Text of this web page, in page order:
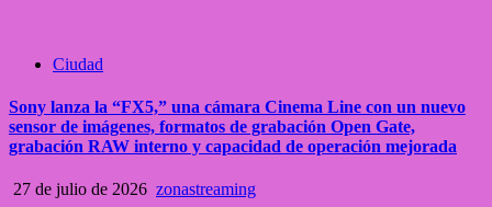
Ciudad
Sony lanza la “FX5,” una cámara Cinema Line con un nuevo
sensor de imágenes, formatos de grabación Open Gate,
grabación RAW interno y capacidad de operación mejorada
27 de julio de 2026 zonastreaming